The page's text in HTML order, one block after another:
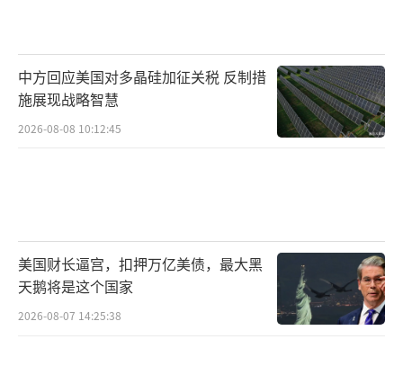
中方回应美国对多晶硅加征关税 反制措
施展现战略智慧
2026-08-08 10:12:45
美国财长逼宫，扣押万亿美债，最大黑
天鹅将是这个国家
2026-08-07 14:25:38